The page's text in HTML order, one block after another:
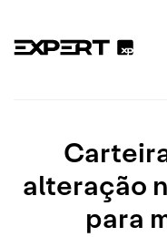
alteração
para